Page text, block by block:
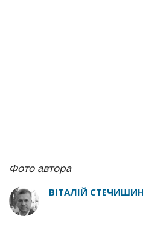
Фото автора
ВІТАЛІЙ СТЕЧИШИН